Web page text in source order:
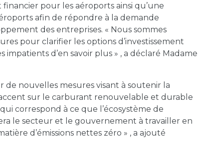
financier pour les aéroports ainsi qu’une
afin de répondre à la demande
des entreprises. « Nous sommes
pour clarifier les options d’investissement
d’en savoir plus » , a déclaré Madame
nouvelles mesures visant à soutenir la
sur le carburant renouvelable et durable
correspond à ce que l’écosystème de
le secteur et le gouvernement à travailler en
d’émissions nettes zéro » , a ajouté